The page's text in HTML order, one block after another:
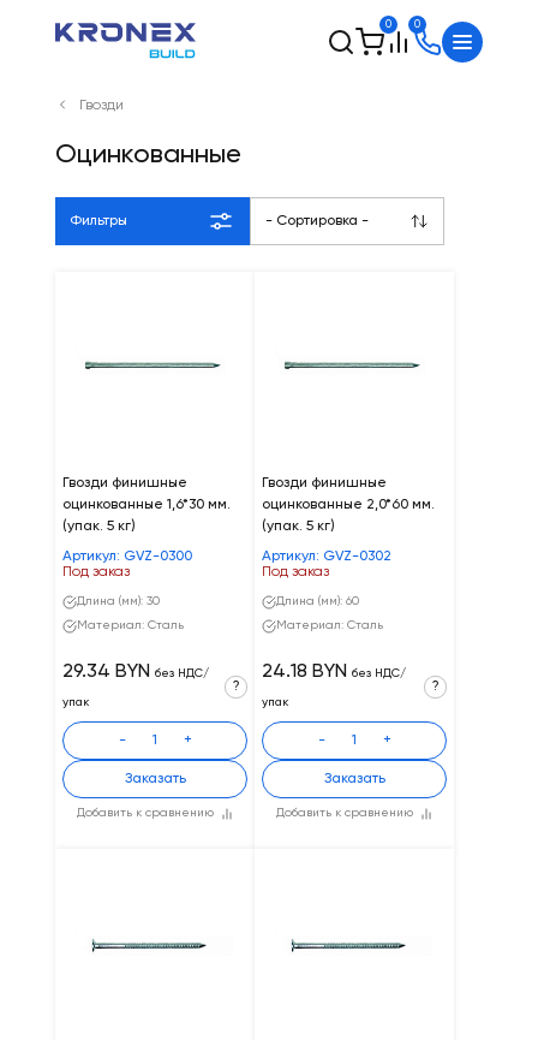
0 0
Гвозди
Оцинкованные
Фильтры - Сортировка -
Гвозди финишные
оцинкованные 1,6*30 мм.
(упак. 5 кг)
Артикул: GVZ-0300
Под заказ
Длина (мм): 30
Материал: Сталь
Добавить к сравнению
29.34 BYN без НДС/
упак
?
- +
Заказать
Гвозди финишные
оцинкованные 2,0*60 мм.
(упак. 5 кг)
Артикул: GVZ-0302
Под заказ
Длина (мм): 60
Материал: Сталь
Добавить к сравнению
24.18 BYN без НДС/
упак
?
- +
Заказать